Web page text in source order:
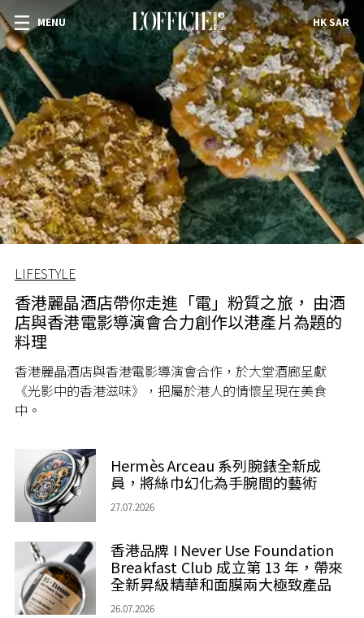
MENU HK SAR
LIFESTYLE
香港麗晶酒店帶你走進「電」粉質之旅， 由酒
店與香港電影導演會合力創作以港產片為題的
料理
香港麗晶酒店與香港電影導演會合作，於大堂酒廊呈獻
《光影中的香港滋味》，把屬於港人的情懷呈現在美食
中。
Hermès Arceau 系列腕錶全新成
員，將絲巾幻化為手腕間的藝術
27.07.2026
香港品牌 I Never Use Foundation
Breakfast Club 成立第 13 年，帶來
全新昇級精華和面膜兩大極致產品
26.07.2026